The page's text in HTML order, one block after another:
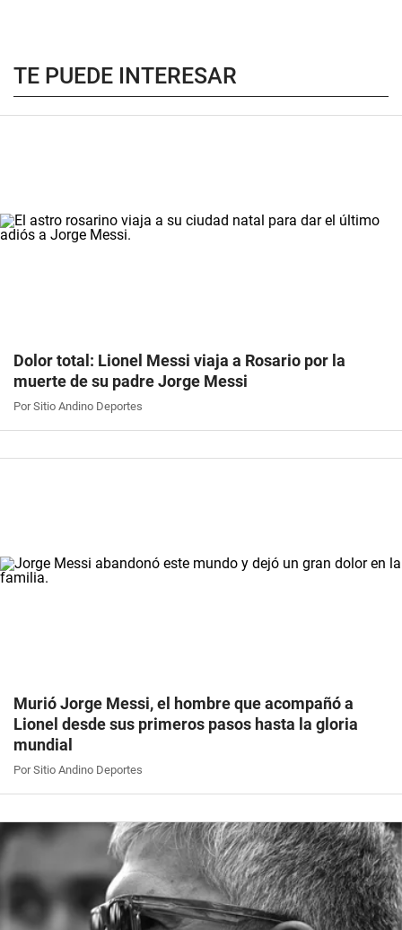
TE PUEDE INTERESAR
Dolor total: Lionel Messi viaja a Rosario por la
muerte de su padre Jorge Messi
Por Sitio Andino Deportes
Murió Jorge Messi, el hombre que acompañó a
Lionel desde sus primeros pasos hasta la gloria
mundial
Por Sitio Andino Deportes